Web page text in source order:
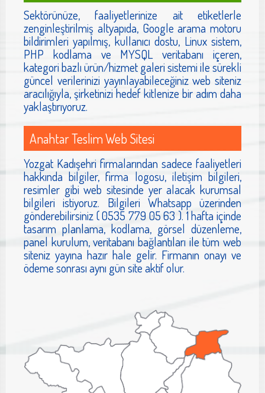
Sektörünüze, faaliyetlerinize ait etiketlerle
zenginleştirilmiş altyapıda, Google arama motoru
bildirimleri yapılmış, kullanıcı dostu, Linux sistem,
PHP kodlama ve MYSQL veritabanı içeren,
kategori bazlı ürün/hizmet galeri sistemi ile sürekli
güncel verilerinizi yayınlayabileceğiniz web siteniz
aracılığıyla, şirketinizi hedef kitlenize bir adım daha
yaklaştırıyoruz.
Anahtar Teslim Web Sitesi
Yozgat Kadışehri firmalarından sadece faaliyetleri
hakkında bilgiler, firma logosu, iletişim bilgileri,
resimler gibi web sitesinde yer alacak kurumsal
bilgileri istiyoruz. Bilgileri Whatsapp üzerinden
gönderebilirsiniz ( 0535 779 05 63 ). 1 hafta içinde
tasarım planlama, kodlama, görsel düzenleme,
panel kurulum, veritabanı bağlantıları ile tüm web
siteniz yayına hazır hale gelir. Firmanın onayı ve
ödeme sonrası aynı gün site aktif olur.